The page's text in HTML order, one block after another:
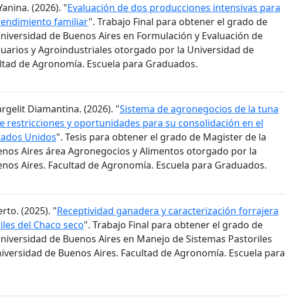
(2026). "Evaluación de dos producciones intensivas para
familiar". Trabajo Final para obtener el grado de
de Buenos Aires en Formulación y Evaluación de
y Agroindustriales otorgado por la Universidad de
de Agronomía. Escuela para Graduados.
Diamantina. (2026). "Sistema de agronegocios de la tuna
restricciones y oportunidades para su consolidación en el
Unidos". Tesis para obtener el grado de Magister de la
Aires área Agronegocios y Alimentos otorgado por la
Aires. Facultad de Agronomía. Escuela para Graduados.
(2025). "Receptividad ganadera y caracterización forrajera
del Chaco seco". Trabajo Final para obtener el grado de
de Buenos Aires en Manejo de Sistemas Pastoriles
de Buenos Aires. Facultad de Agronomía. Escuela para